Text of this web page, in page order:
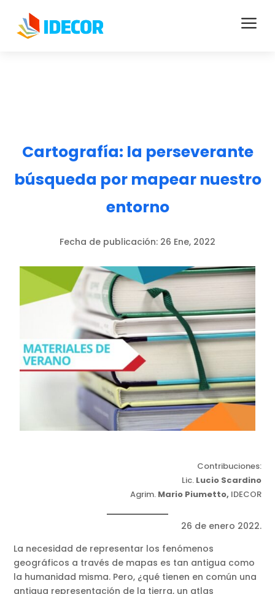
a
Cartografía: la perseverante
búsqueda por mapear nuestro
entorno
Fecha de publicación: 26 Ene, 2022
Contribuciones:
Lic. Lucio Scardino
Agrim. Mario Piumetto, IDECOR
26 de enero 2022.
La necesidad de representar los fenómenos
geográficos a través de mapas es tan antigua como
la humanidad misma. Pero, ¿qué tienen en común una
antigua representación de la tierra, un atlas